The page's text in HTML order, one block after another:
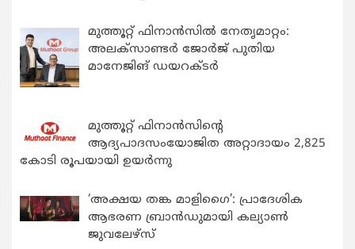
മുത്തൂറ്റ് ഫിനാൻസിൽ നേതൃമാറ്റം:
അലക്സാണ്ടർ ജോർജ് പുതിയ
മാനേജിങ് ഡയറക്ടർ
മുത്തൂറ്റ് ഫിനാൻസിന്റെ
ആദ്യപാദസംയോജിത അറ്റാദായം 2,825
കോടി രൂപയായി ഉയർന്നു
‘അക്ഷയ തങ്ക മാളിഗൈ’: പ്രാദേശിക
ആഭരണ ബ്രാന്‍ഡുമായി കല്യാണ്‍
ജുവലേഴ്‌സ്